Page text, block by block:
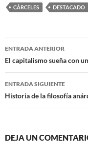
CÁRCELES DESTACADO
Navegación
de
entradas
ENTRADA ANTERIOR
El capitalismo sueña con
ENTRADA SIGUIENTE
Historia de la filosofía
DEJA UN